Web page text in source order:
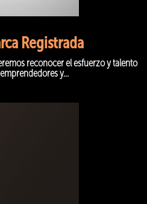
Registrada
reconocer el esfuerzo y talento
y...